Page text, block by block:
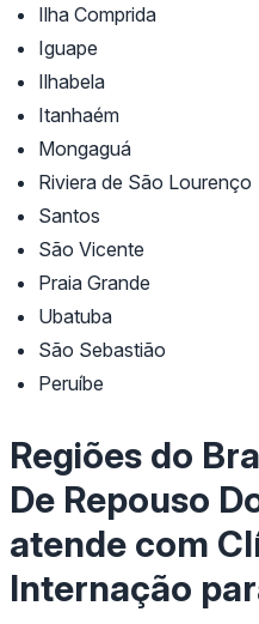
Ilha Comprida
Iguape
Ilhabela
Itanhaém
Mongaguá
Riviera de São Lourenço
Santos
São Vicente
Praia Grande
Ubatuba
São Sebastião
Peruíbe
Regiões do
De Repouso
atende com
Internação